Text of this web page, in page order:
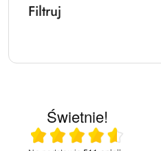
Filtruj
Świetnie!
Ocena średnia 4.6 na 5
04.08.2026